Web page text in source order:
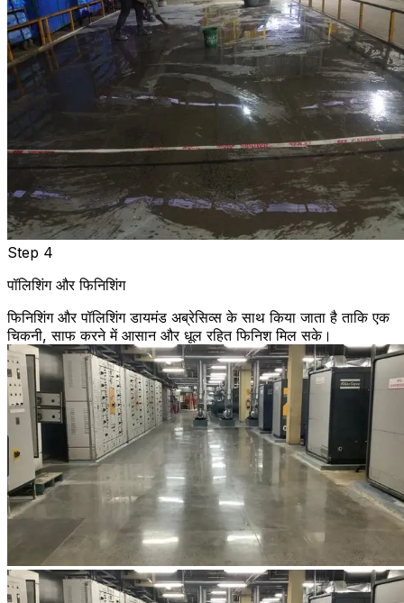
Step 4
पॉलिशिंग और फिनिशिंग
फिनिशिंग और पॉलिशिंग डायमंड अब्रेसिव्स के साथ किया जाता है ताकि एक
चिकनी, साफ करने में आसान और धूल रहित फिनिश मिल सके।